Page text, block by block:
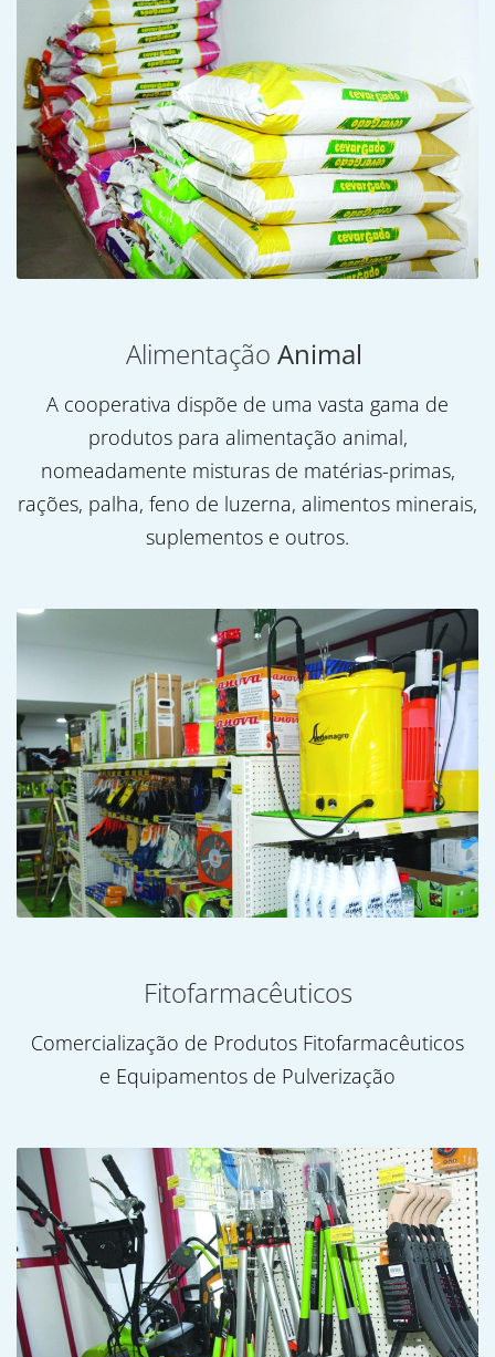
Alimentação Animal
A cooperativa dispõe de uma vasta gama de
produtos para alimentação animal,
nomeadamente misturas de matérias-primas,
rações, palha, feno de luzerna, alimentos minerais,
suplementos e outros.
Fitofarmacêuticos
Comercialização de Produtos Fitofarmacêuticos
e Equipamentos de Pulverização